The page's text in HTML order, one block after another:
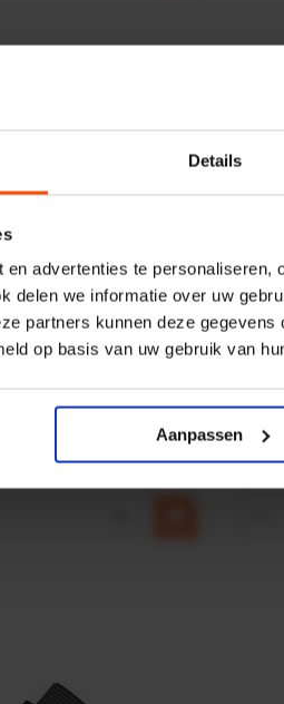
Details
advertenties te
delen we informatie over uw
partners kunnen deze
op basis van uw gebruik van
Aanpassen
5-01 50kN 4mm x
CPR501
HP